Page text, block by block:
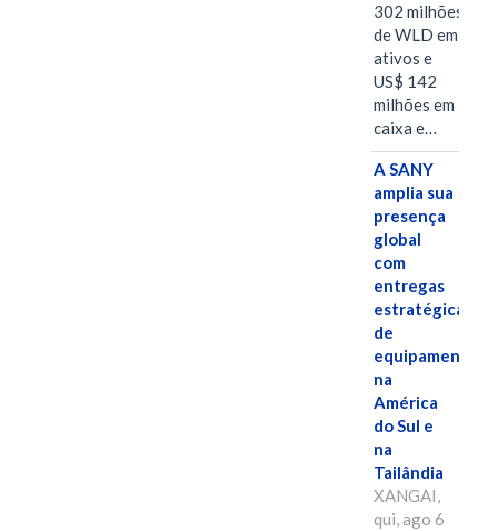
302 milhões
de WLD em
ativos e
US$ 142
milhões em
caixa e…
A SANY
amplia sua
presença
global
com
entregas
estratégicas
de
equipamentos
na
América
do Sul e
na
Tailândia
XANGAI,
qui, ago 6